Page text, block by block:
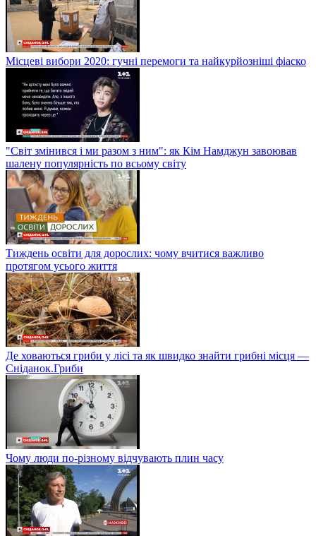
Місцеві вибори 2020: гучні перемоги та найкурйозніші фіаско
"Світ змінився і ми разом з ним": як Кім Намджун завоював
шалену популярність по всьому світу
Тиждень освіти для дорослих: чому вчитися важливо
протягом усього життя
Де ховаються гриби у лісі та як швидко знайти грибні місця —
Сніданок.Гриби
Чому люди по-різному відчувають плин часу